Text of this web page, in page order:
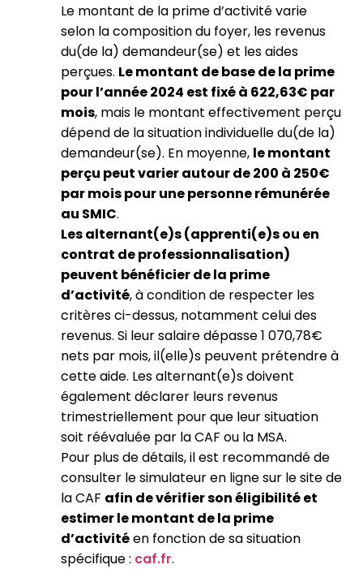
Le montant de la prime d’activité varie
selon la composition du foyer, les revenus
du(de la) demandeur(se) et les aides
perçues. Le montant de base de la prime
pour l’année 2024 est fixé à 622,63€ par
mois, mais le montant effectivement perçu
dépend de la situation individuelle du(de la)
demandeur(se). En moyenne, le montant
perçu peut varier autour de 200 à 250€
par mois pour une personne rémunérée
au SMIC.
Les alternant(e)s (apprenti(e)s ou en
contrat de professionnalisation)
peuvent bénéficier de la prime
d’activité, à condition de respecter les
critères ci-dessus, notamment celui des
revenus. Si leur salaire dépasse 1 070,78€
nets par mois, il(elle)s peuvent prétendre à
cette aide. Les alternant(e)s doivent
également déclarer leurs revenus
trimestriellement pour que leur situation
soit réévaluée par la CAF ou la MSA.
Pour plus de détails, il est recommandé de
consulter le simulateur en ligne sur le site de
la CAF afin de vérifier son éligibilité et
estimer le montant de la prime
d’activitéen fonction de sa situation
spécifique​ : caf.fr.